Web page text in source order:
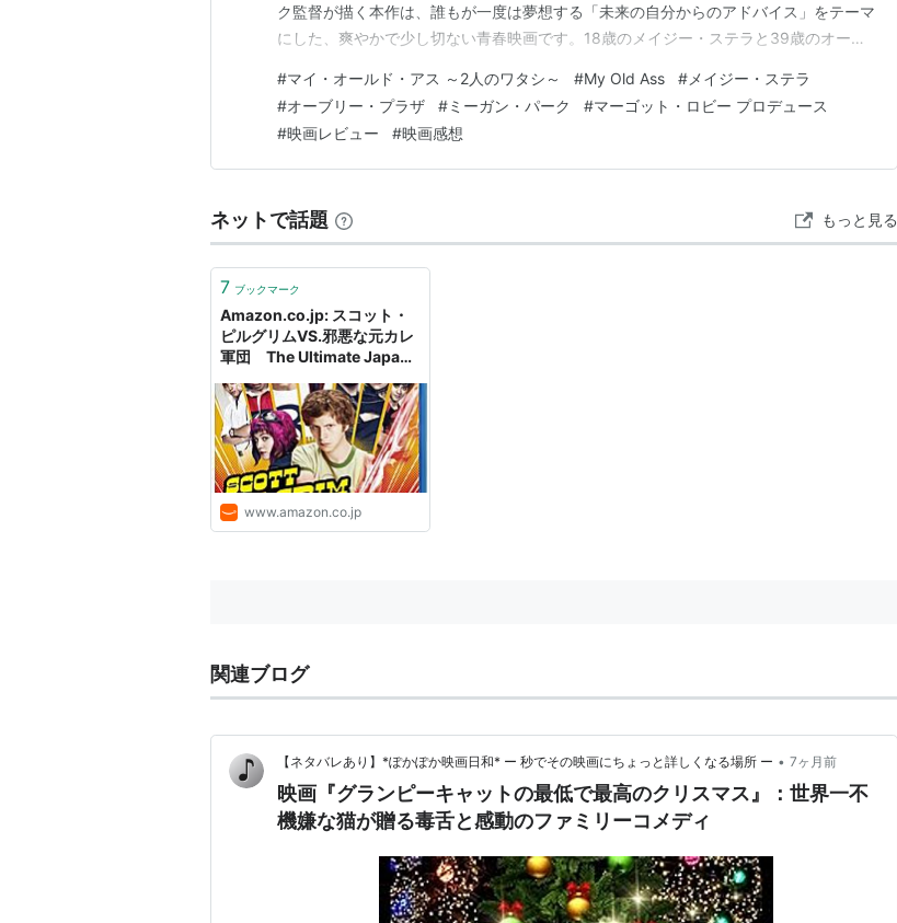
ク監督が描く本作は、誰もが一度は夢想する「未来の自分からのアドバイス」をテーマ
にした、爽やかで少し切ない青春映画です。18歳のメイジー・ステラと39歳のオーブ
ます。
#マイ・オールド・アス ～2人のワタシ～ #My Old Ass # メイジー・ステラ
#オーブリー・プラザ #ミーガン・パーク #マーゴット・ロビー プロデュース
#映画レビュー #映画感想
ネットで話題 もっと見る
7 ブックマーク
Amazon.co.jp: スコット・
ピルグリムVS.邪悪な元カレ
軍団 The Ultimate Japan
(監督), マイケル・セラ (出
演), メアリー・エリザベス・
ウィンステッド (出演), キー
ラン・カルキン (出演), クリ
ス・エヴァンス (出演), ア
ナ・ケンドリック (出演), ア
リソン・ピル (出演), ブラン
www.amazon.co.jp
関連ブログ
【ネタバレあり】*ぽかぽか映画日和* ー 秒でその映画にちょっと詳しくなる場所 ー • 7ヶ月前
映画『グランピーキャットの最低で最高のクリスマス』：世界一不
機嫌な猫が贈る毒舌と感動のファミリーコメディ